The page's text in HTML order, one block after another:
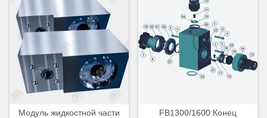
Модуль жидкостной части
FB1300/1600 Конец